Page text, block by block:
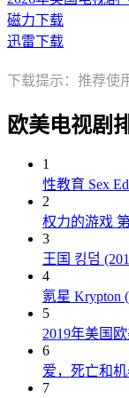
磁力下载
迅雷下载
下载提示：推荐使
欧美电视剧
1
性教育 Sex
2
权力的游戏 第
3
王国 킹덤
4
氪星 Krypton
5
2019年美国
6
爱，死亡和机
7